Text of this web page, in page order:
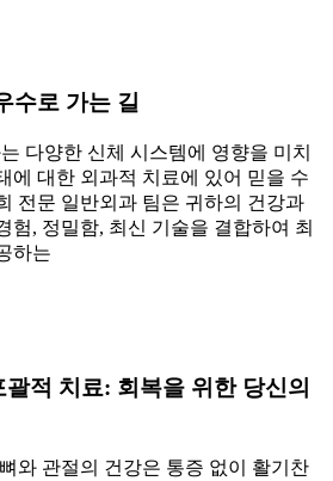
수로 가는 길
다양한 신체 시스템에 영향을 미치
에 대한 외과적 치료에 있어 믿을 수
전문 일반외과 팀은 귀하의 건강과
험, 정밀함, 최신 기술을 결합하여 최
하는
적 치료: 회복을 위한 당신의
와 관절의 건강은 통증 없이 활기찬